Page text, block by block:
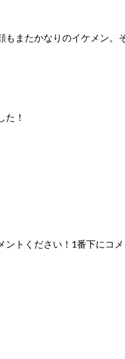
またかなりのイケメン。
た！
トください！1番下にコ